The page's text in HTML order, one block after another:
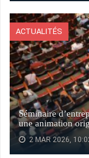
ACTUALITÉS
Séminaire
une animation
2 MAR 2026,